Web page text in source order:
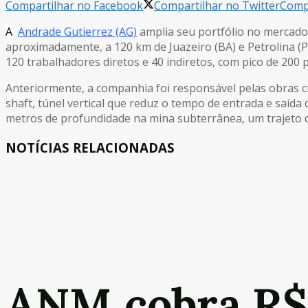
Compartilhar no Facebook Compartilhar no Twitter
A Andrade Gutierrez (AG) amplia seu portfólio no
aproximadamente, a 120 km de Juazeiro (BA) e Petrolina
120 trabalhadores diretos e 40 indiretos, com pico de 200
Anteriormente, a companhia foi responsável pelas obras
shaft, túnel vertical que reduz o tempo de entrada e saída
metros de profundidade na mina subterrânea, um trajeto
NOTÍCIAS RELACIONADAS